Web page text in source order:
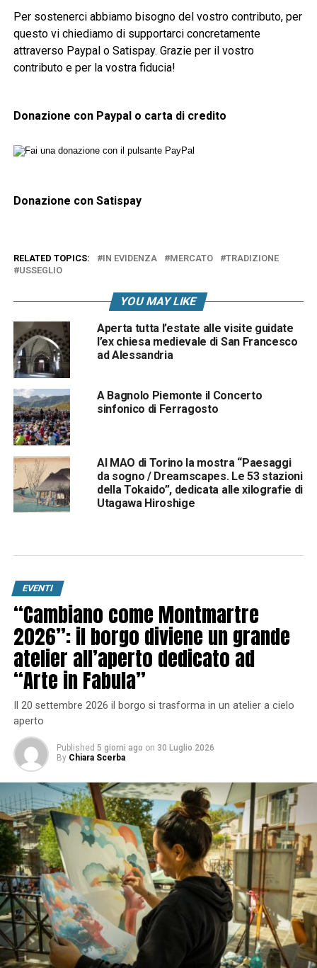
Per sostenerci abbiamo bisogno del vostro contributo, per
questo vi chiediamo di supportarci concretamente
attraverso Paypal o Satispay. Grazie per il vostro
contributo e per la vostra fiducia!
Donazione con Paypal o carta di credito
Donazione con Satispay
RELATED TOPICS: IN EVIDENZA MERCATO
TRADIZIONE
USSEGLIO
YOU MAY LIKE
Aperta tutta l’estate alle visite guidate
l’ex chiesa medievale di San Francesco
ad Alessandria
A Bagnolo Piemonte il Concerto
sinfonico di Ferragosto
Al MAO di Torino la mostra “Paesaggi
da sogno / Dreamscapes. Le 53 stazioni
della Tokaido”, dedicata alle xilografie di
Utagawa Hiroshige
EVENTI
“Cambiano come Montmartre
2026”: il borgo diviene un grande
atelier all’aperto dedicato ad
“Arte in Fabula”
Il 20 settembre 2026 il borgo si trasforma in un atelier a cielo
aperto
Published 5 giorni ago on 30 Luglio 2026
By Chiara Scerba